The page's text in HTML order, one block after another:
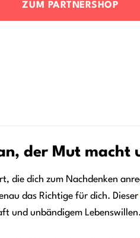
ZUM PARTNERSHOP
der Mut macht
die dich zum Nachdenken
das Richtige für dich. Dieser
und unbändigem Lebenswillen.